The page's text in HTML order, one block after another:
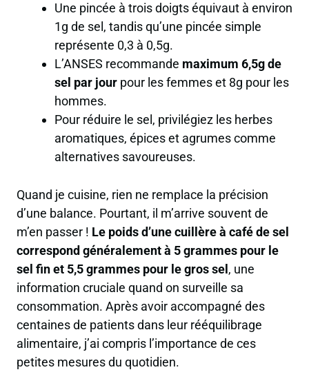
Une pincée à trois doigts équivaut à environ
1g de sel, tandis qu’une pincée simple
représente 0,3 à 0,5g.
L’ANSES recommande maximum 6,5g de
sel par jourpour les femmes et 8g pour les
hommes.
Pour réduire le sel, privilégiez les herbes
aromatiques, épices et agrumescomme
alternatives savoureuses.
Quand je cuisine, rien ne remplace la précision
d’une balance. Pourtant, il m’arrive souvent de
m’en passer ! Le poids d’une cuillère à café de sel
correspond généralement à 5 grammes pour le
sel fin et 5,5 grammes pour le gros sel, une
information cruciale quand on surveille sa
consommation. Après avoir accompagné des
centaines de patients dans leur rééquilibrage
alimentaire, j’ai compris l’importance de ces
petites mesures du quotidien.